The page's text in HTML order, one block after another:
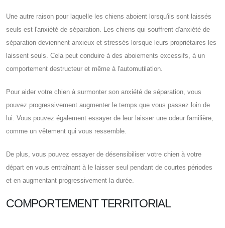
Une autre raison pour laquelle les chiens aboient lorsqu'ils sont laissés
seuls est l'anxiété de séparation. Les chiens qui souffrent d'anxiété de
séparation deviennent anxieux et stressés lorsque leurs propriétaires les
laissent seuls. Cela peut conduire à des aboiements excessifs, à un
comportement destructeur et même à l'automutilation.
Pour aider votre chien à surmonter son anxiété de séparation, vous
pouvez progressivement augmenter le temps que vous passez loin de
lui. Vous pouvez également essayer de leur laisser une odeur familière,
comme un vêtement qui vous ressemble.
De plus, vous pouvez essayer de désensibiliser votre chien à votre
départ en vous entraînant à le laisser seul pendant de courtes périodes
et en augmentant progressivement la durée.
COMPORTEMENT TERRITORIAL